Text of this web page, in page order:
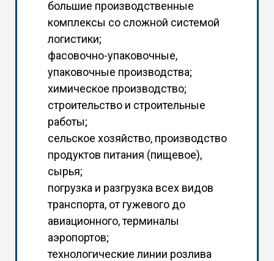
большие производственные
комплексы со сложной системой
логистики;
фасовочно-упаковочные,
упаковочные производства;
химическое производство;
строительство и строительные
работы;
сельское хозяйство, производство
продуктов питания (пищевое),
сырья;
погрузка и разгрузка всех видов
транспорта, от гужевого до
авиационного, терминалы
аэропортов;
технологические линии розлива